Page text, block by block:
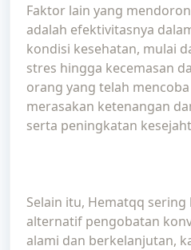
Faktor lain yang
adalah efektivitasnya
kondisi kesehatan, mulai
stres hingga kecemasan
orang yang telah
merasakan ketenangan
serta peningkatan
Selain itu, Hematqq
alternatif pengobatan
alami dan berkelanjutan,